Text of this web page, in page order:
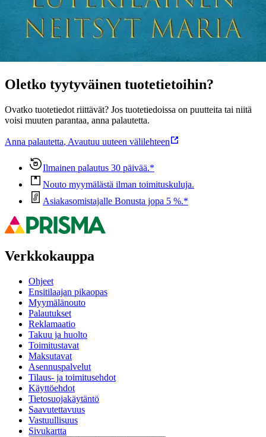
Ominaisuudet
Oletko tyytyväinen tuotetietoihin?
Ovatko tuotetiedot riittävät? Jos tuotetiedoissa on puutteita tai niitä
voisi muuten parantaa, anna palautetta.
Anna palautetta, Avautuu uuteen välilehteen
Ilmainen palautus 30 päivää.*
Nouto myymälästä ilman toimituskuluja.
Asiakasomistajalle Bonusta jopa 5 %.*
Verkkokauppa
Ohjeet
Ensitilaajan pikaopas
Myymälänouto
Palautukset
Reklamaatio
Takuu ja huolto
Toimitustavat
Maksutavat
Asennuspalvelut
Tilaus- ja toimitusehdot
Käyttöehdot
Tietosuojakäytäntö
Saavutettavuus
Vastuullisuus
Sivukartta